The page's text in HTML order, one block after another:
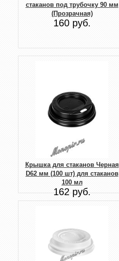
стаканов под трубочку 90 мм
(Прозрачная)
160 руб.
Крышка для стаканов Черная
D62 мм (100 шт) для стаканов
100 мл
162 руб.